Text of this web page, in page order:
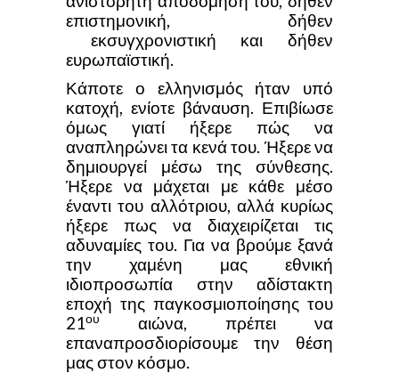
επιστημονική, δήθεν
εκσυγχρονιστική και δήθεν
ευρωπαϊστική.
Κάποτε ο ελληνισμός ήταν υπό
κατοχή, ενίοτε βάναυση. Επιβίωσε
όμως γιατί ήξερε πώς να
αναπληρώνει τα κενά του. Ήξερε να
δημιουργεί μέσω της σύνθεσης.
Ήξερε να μάχεται με κάθε μέσο
έναντι του αλλότριου, αλλά κυρίως
ήξερε πως να διαχειρίζεται τις
αδυναμίες του. Για να βρούμε ξανά
την χαμένη μας εθνική
ιδιοπροσωπία στην αδίστακτη
εποχή της παγκοσμιοποίησης του
21ου
αιώνα, πρέπει να
επαναπροσδιορίσουμε την θέση
μας στον κόσμο.